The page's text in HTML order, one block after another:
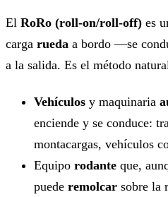
El RoRo (roll-on/roll-off) es
carga rueda a bordo —se
a la salida. Es el método
Vehículos y maquinaria
enciende y se conduce:
montacargas, vehículos
Equipo rodante que,
puede remolcar sobre la